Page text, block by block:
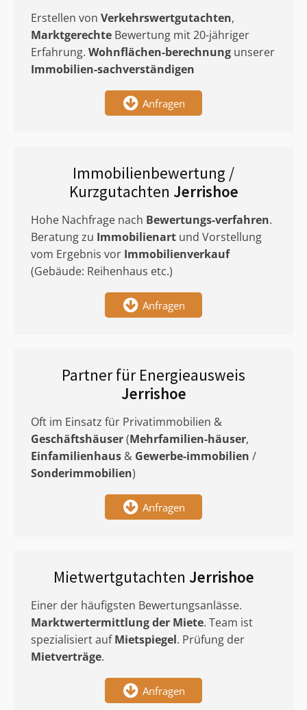
Erstellen von Verkehrswertgutachten,
Marktgerechte Bewertung mit 20-jähriger
Erfahrung. Wohnflächen-berechnung unserer
Immobilien-sachverständigen
Anfragen
Immobilienbewertung /
Kurzgutachten Jerrishoe
Hohe Nachfrage nach Bewertungs-verfahren.
Beratung zu Immobilienart und Vorstellung
vom Ergebnis vor Immobilienverkauf
(Gebäude: Reihenhaus etc.)
Anfragen
Partner für Energieausweis
Jerrishoe
Oft im Einsatz für Privatimmobilien &
Geschäftshäuser(Mehrfamilien-häuser,
Einfamilienhaus & Gewerbe-immobilien /
Sonderimmobilien)
Anfragen
Mietwertgutachten Jerrishoe
Einer der häufigsten Bewertungsanlässe.
Marktwertermittlungder Miete. Team ist
spezialisiert aufMietspiegel. Prüfung der
Mietverträge.
Anfragen